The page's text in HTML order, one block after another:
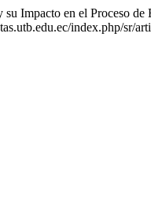
en el Proceso de
index.php/sr/